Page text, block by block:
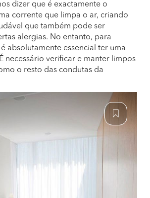
dizer que é exactamente o
corrente que limpa o ar, criando
que também pode ser
alergias. No entanto, para
absolutamente essencial ter uma
necessário verificar e manter limpos
o resto das condutas da